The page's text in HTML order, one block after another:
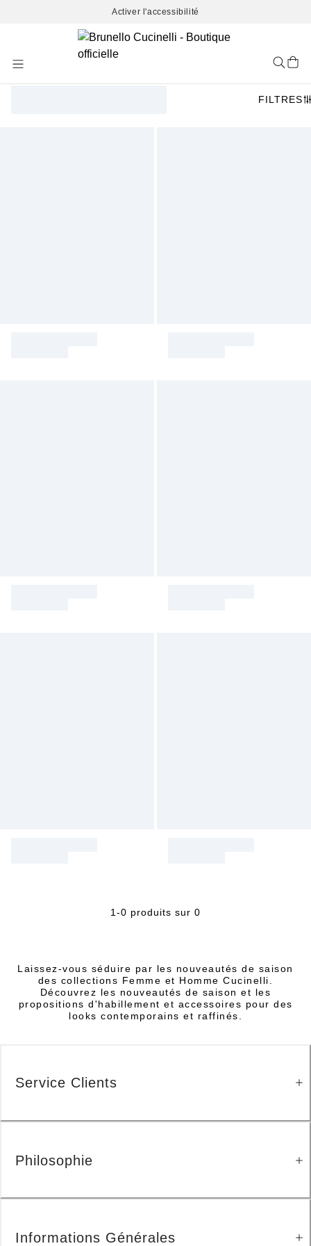
Activer l'accessibilité
Content
FILTRES
1-0 produits sur 0
Laissez-vous séduire par les nouveautés de saison
des collections Femme et Homme Cucinelli.
Découvrez les nouveautés de saison et les
propositions d'habillement et accessoires pour des
looks contemporains et raffinés.
Service Clients
Philosophie
Informations Générales